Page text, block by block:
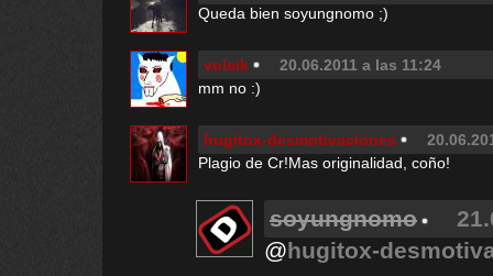
Queda bien soyungnomo ;)
volsik
20.06.2011 a las 11:24
mm no :)
hugitox-desmotivaciones
Plagio de Cr!Mas originalidad, coño!
soyungnomo
@hugitox-